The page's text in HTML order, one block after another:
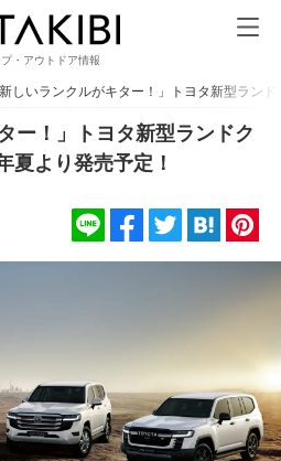
・アウトドア情報
新しいランクルがキター！」トヨタ新型ラン
ー！」トヨタ新型ランドク
夏より発売予定！